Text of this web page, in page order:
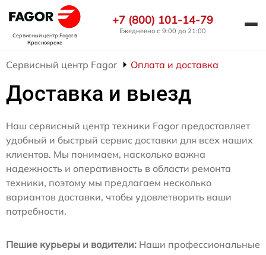
Сервисный центр Fagorв
Красноярске
+7 (800) 101-14-79
Ежедневно с 9:00 до 21:00
Сервисный центр Fagor Оплата и доставка
Доставка и выезд
Наш сервисный центр техники Fagor предоставляет
удобный и быстрый сервис доставки для всех наших
клиентов. Мы понимаем, насколько важна
надежность и оперативность в области ремонта
техники, поэтому мы предлагаем несколько
вариантов доставки, чтобы удовлетворить ваши
потребности.
Пешие курьеры и водители: Наши профессиональные